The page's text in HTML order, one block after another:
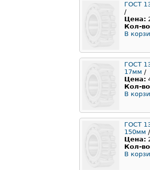
ГОСТ
/
Цена:
Кол-
В
ГОСТ
17мм /
Цена:
Кол-
В
ГОСТ
150мм /
Цена:
Кол-
В